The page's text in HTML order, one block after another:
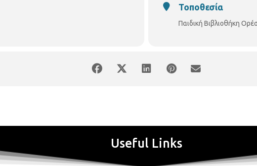
Τοποθεσία
Παιδική Βιβλιοθήκη
Useful Links